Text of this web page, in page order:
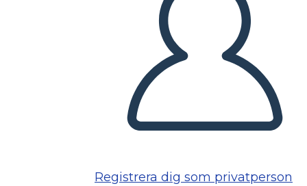
Registrera dig som privatperson